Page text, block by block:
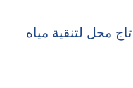
تاج محل لتنقية مياه